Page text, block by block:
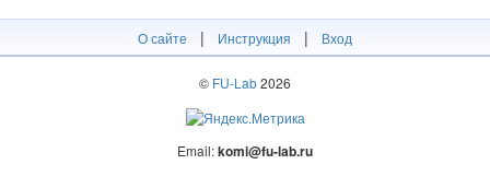
О сайте | Инструкция | Вход
© FU-Lab2026
Email:komi@fu-lab.ru